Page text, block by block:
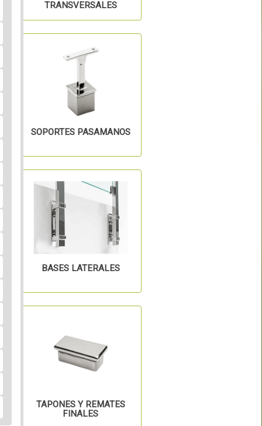
TRANSVERSALES
SOPORTES PASAMANOS
BASES LATERALES
TAPONES Y REMATES
FINALES